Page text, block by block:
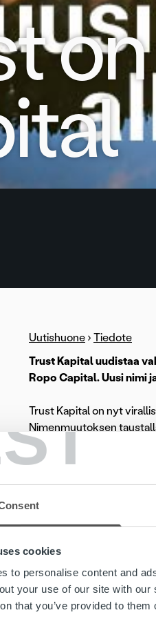
cookies
to personalise content and
your use of our site with
that you’ve provided to
Uutishuone › Tiedote
Trust Kapital uudistaa
Ropo Capital. Uusi nimi
Trust Kapital on nyt
Nimenmuutoksen
kansainvälisen brändin
–Uuden brändin avulla
koko laskutuksen
Uuteen yhteiseen
Nimiuudistuksessa ja